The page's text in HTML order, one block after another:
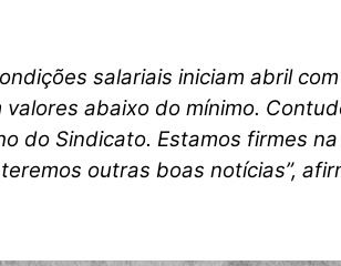
salariais iniciam abril
abaixo do mínimo.
do Sindicato. Estamos firmes
outras boas notícias”,